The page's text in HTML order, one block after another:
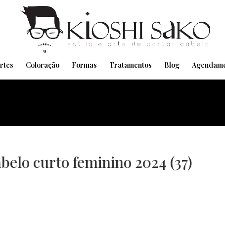
Coloração Formas Tratamentos Blog
curto feminino 2024 (37)
Pensando em transformar seu Visual??
Agende pelo Whatsapp